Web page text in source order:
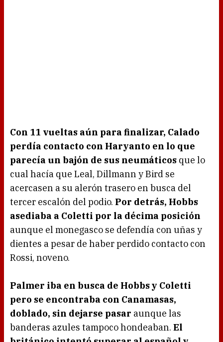
Con 11 vueltas aún para finalizar, Calado
perdía contacto con Haryanto en lo que
parecía un bajón de sus neumáticos que lo
cual hacía que Leal, Dillmann y Bird se
acercasen a su alerón trasero en busca del
tercer escalón del podio. Por detrás, Hobbs
asediaba a Coletti por la décima posición
aunque el monegasco se defendía con uñas y
dientes a pesar de haber perdido contacto con
Rossi, noveno.
Palmer iba en busca de Hobbs y Coletti
pero se encontraba con Canamasas,
doblado, sin dejarse pasar aunque las
banderas azules tampoco hondeaban. El